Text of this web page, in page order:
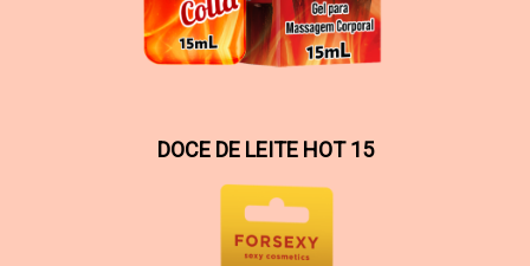
DOCE DE LEITE HOT 15